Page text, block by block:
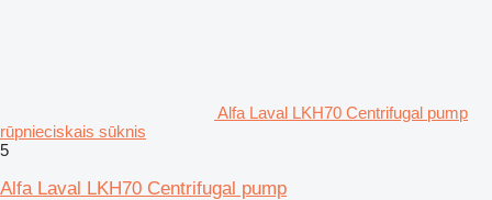
Alfa Laval LKH70 Centrifugal pump
rūpnieciskais sūknis
5
Alfa Laval LKH70 Centrifugal pump